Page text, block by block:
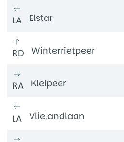
LA Elstar
RD Winterrietpeer
RA Kleipeer
LA Vlielandlaan